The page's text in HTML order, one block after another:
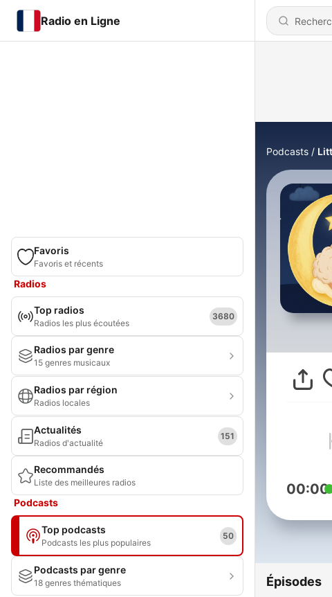
Radio en Ligne
Favoris
Favoris et récents
Radios
Top radios
Radios les plus écoutées
3680
Radios par genre
15 genres musicaux
Radios par région
Radios locales
Actualités
Radios d'actualité
151
Recommandés
Liste des meilleures radios
Podcasts
Top podcasts
Podcasts les plus populaires
50
Podcasts par genre
18 genres thématiques
Podcasts
00:00
Épisodes